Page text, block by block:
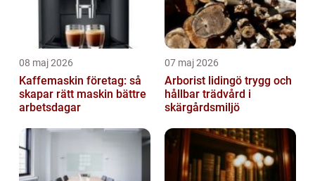
08 maj 2026
Kaffemaskin företag: så
skapar rätt maskin bättre
arbetsdagar
07 maj 2026
Arborist lidingö trygg och
hållbar trädvård i
skärgårdsmiljö